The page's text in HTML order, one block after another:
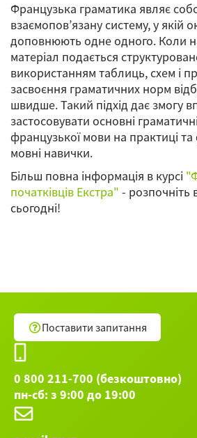
Французька граматика являє
взаємопов’язану систему, у якій
доповнюють одне одного. Коли
матеріал подається
використанням таблиць, схем і
засвоєння граматичних норм
швидше. Такий підхід дає змогу
застосовувати основні
французької мови на практиці та
мовні навички.
Більш повна інформація в курсі
початківців Екстра" -
сьогодні!
Поставити запитання
0 800 211-700 (безкоштовно)
пн-сб: з 9:00 до 19:00